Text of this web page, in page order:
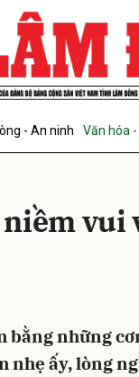
- An ninh Văn hóa
vui
bằng những
nhẹ ấy, lòng